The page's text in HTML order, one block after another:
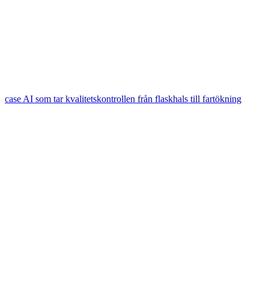
case AI som tar kvalitetskontrollen från flaskhals till fartökning